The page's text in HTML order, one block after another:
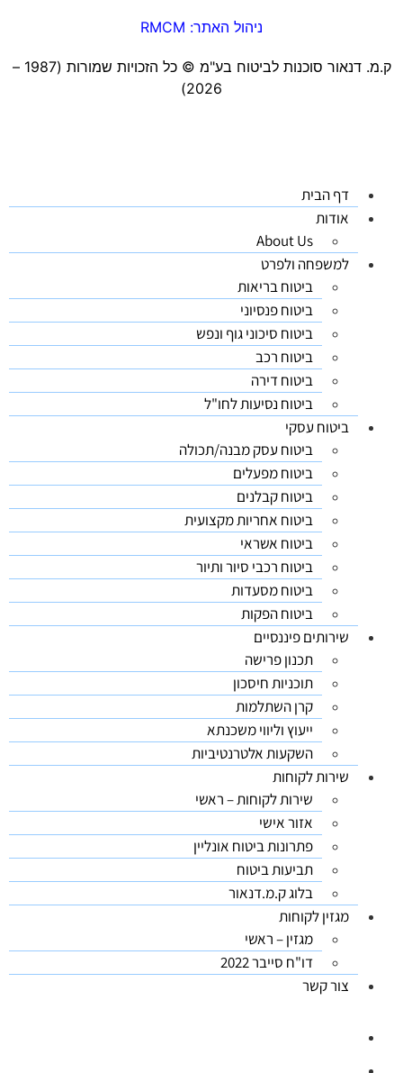
ניהול האתר: RMCM
ק.מ. דנאור סוכנות לביטוח בע"מ ©️ כל הזכויות שמורות (1987 –
2026)
דף הבית
אודות
About Us
למשפחה ולפרט
ביטוח בריאות
ביטוח פנסיוני
ביטוח סיכוני גוף ונפש
ביטוח רכב
ביטוח דירה
ביטוח נסיעות לחו"ל
ביטוח עסקי
ביטוח עסק מבנה/תכולה
ביטוח מפעלים
ביטוח קבלנים
ביטוח אחריות מקצועית
ביטוח אשראי
ביטוח רכבי סיור ותיור
ביטוח מסעדות
ביטוח הפקות
שירותים פיננסיים
תכנון פרישה
תוכניות חיסכון
קרן השתלמות
ייעוץ וליווי משכנתא
השקעות אלטרנטיביות
שירות לקוחות
שירות לקוחות – ראשי
אזור אישי
פתרונות ביטוח אונליין
תביעות ביטוח
בלוג ק.מ.דנאור
מגזין לקוחות
מגזין – ראשי
דו"ח סייבר 2022
צור קשר